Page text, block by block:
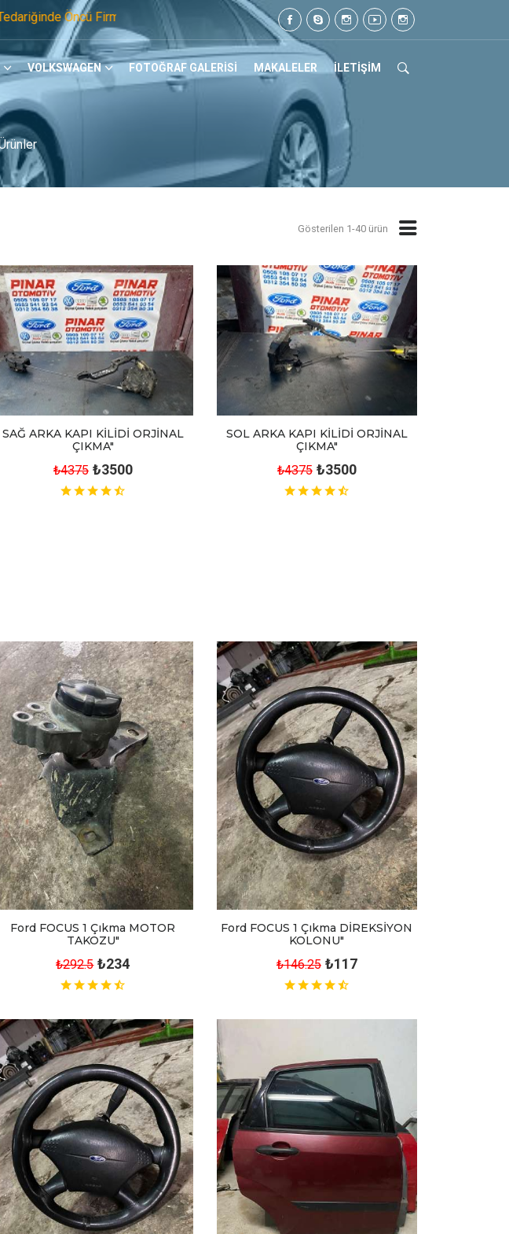
Tel: 0505 105 07 17
VOLKSWAGEN FOTOĞRAF GALERİSİ MAKALELER İLETİŞİM
Gösterilen 1-40 ürün
SAĞ ARKA KAPI KİLİDİ ORJİNAL
ÇIKMA"
₺4375 ₺3500
SOL ARKA KAPI KİLİDİ ORJİNAL
ÇIKMA"
₺4375 ₺3500
Ford FOCUS 1 Çıkma MOTOR
TAKOZU"
₺292.5 ₺234
Ford FOCUS 1 Çıkma DİREKSİYON
KOLONU"
₺146.25 ₺117